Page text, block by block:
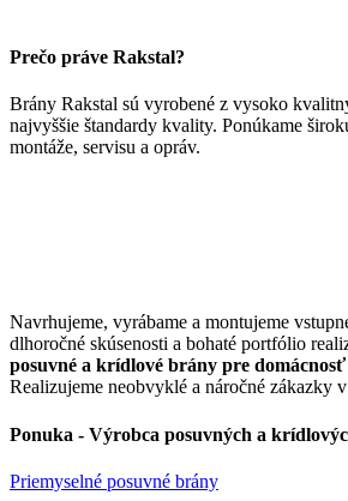
Prečo práve Rakstal?
Brány Rakstal sú vyrobené z vysoko
najvyššie štandardy kvality. Ponúkame
montáže, servisu a opráv.
Navrhujeme, vyrábame a montujeme
dlhoročné skúsenosti a bohaté portfólio
posuvné a krídlové brány pre
Realizujeme neobvyklé a náročné zákazky
Ponuka - Výrobca posuvných a
Priemyselné posuvné brány